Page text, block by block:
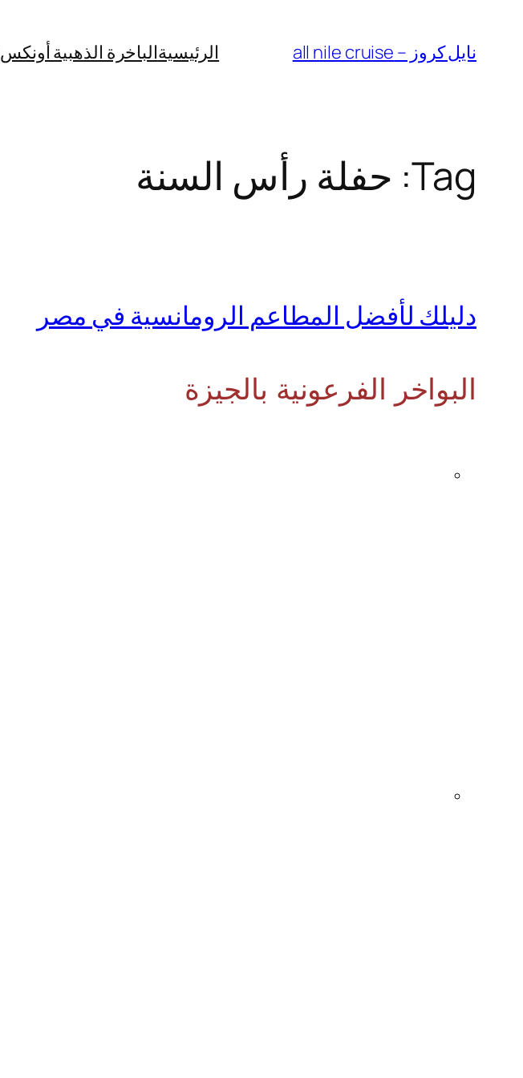
content
نايل كروز – all nile cruise الرئيسيةالباخرة الذهبية أونكس
Tag: حفلة رأس السنة
دليلك لأفضل المطاعم الرومانسية في مصر
البواخر الفرعونية بالجيزة